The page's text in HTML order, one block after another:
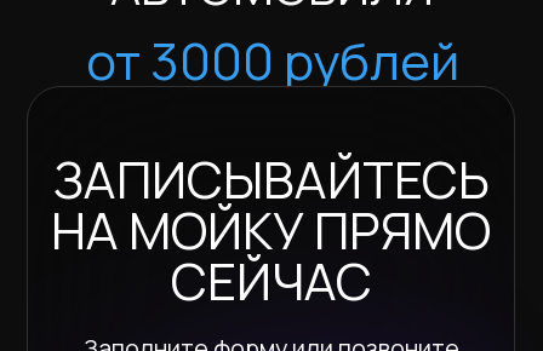
ПРИЯТНЫЕ ЦЕНЫ
центрам. Поэтому не экономим на качестве
наших услуг